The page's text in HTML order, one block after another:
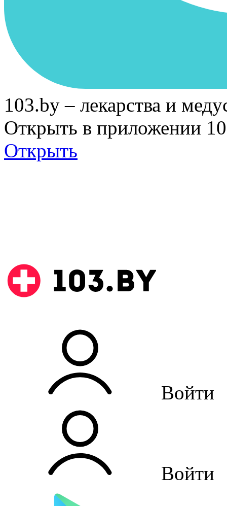
103.by – лекарства и
Открыть в приложении
Открыть
Войти
Войти